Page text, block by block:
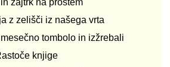
z zelišči iz našega vrta
tombolo in izžrebali
knjige